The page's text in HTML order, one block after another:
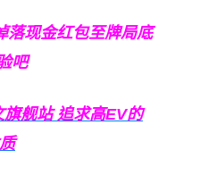
落现金红包至牌局底
吧
旗舰站追求高EV的